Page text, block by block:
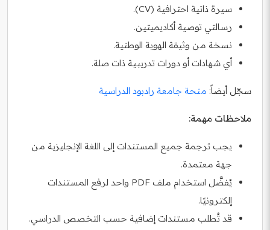
سيرة ذاتية احترافية (CV).
رسالتي توصية أكاديميتين.
نسخة من وثيقة الهوية الوطنية.
أي شهادات أو دورات تدريبية ذات صلة.
سجّل أيضاً: منحة جامعة رادبود الدراسية
ملاحظات مهمة:
يجب ترجمة جميع المستندات إلى اللغة الإنجليزية من
جهة معتمدة.
يُفضَّل استخدام ملف PDF واحد لرفع المستندات
إلكترونيًا.
قد تُطلب مستندات إضافية حسب التخصص الدراسي.